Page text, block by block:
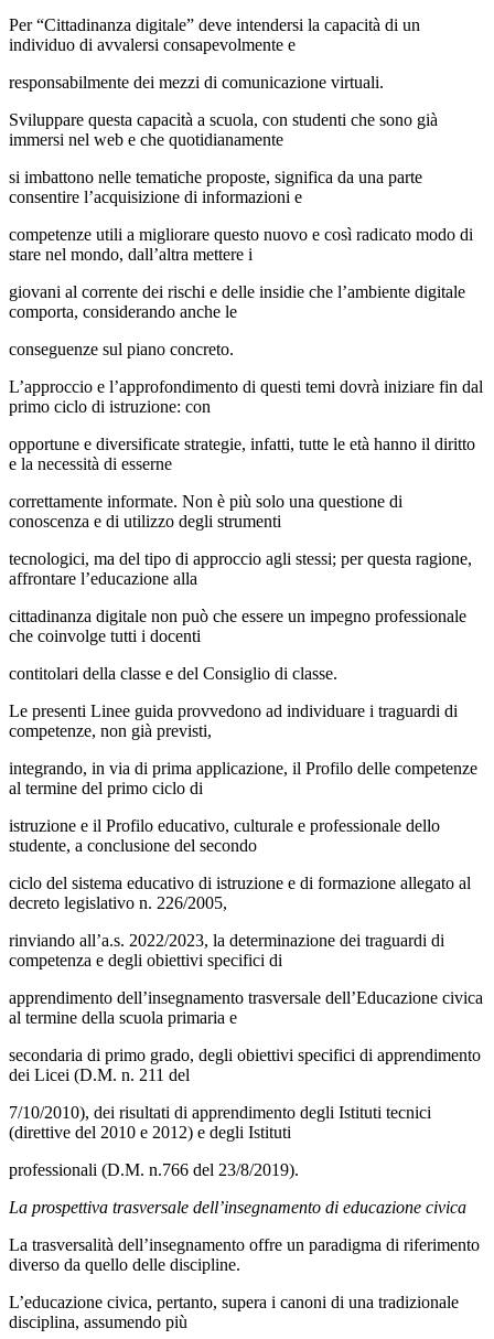
Per “Cittadinanza digitale” deve intendersi la capacità di un
individuo di avvalersi consapevolmente e
responsabilmente dei mezzi di comunicazione virtuali.
Sviluppare questa capacità a scuola, con studenti che sono già
immersi nel web e che quotidianamente
si imbattono nelle tematiche proposte, significa da una parte
consentire l’acquisizione di informazioni e
competenze utili a migliorare questo nuovo e così radicato modo di
stare nel mondo, dall’altra mettere i
giovani al corrente dei rischi e delle insidie che l’ambiente digitale
comporta, considerando anche le
conseguenze sul piano concreto.
L’approccio e l’approfondimento di questi temi dovrà iniziare fin dal
primo ciclo di istruzione: con
opportune e diversificate strategie, infatti, tutte le età hanno il diritto
e la necessità di esserne
correttamente informate. Non è più solo una questione di
conoscenza e di utilizzo degli strumenti
tecnologici, ma del tipo di approccio agli stessi; per questa ragione,
affrontare l’educazione alla
cittadinanza digitale non può che essere un impegno professionale
che coinvolge tutti i docenti
contitolari della classe e del Consiglio di classe.
Le presenti Linee guida provvedono ad individuare i traguardi di
competenze, non già previsti,
integrando, in via di prima applicazione, il Profilo delle competenze
al termine del primo ciclo di
istruzione e il Profilo educativo, culturale e professionale dello
studente, a conclusione del secondo
ciclo del sistema educativo di istruzione e di formazione allegato al
decreto legislativo n. 226/2005,
rinviando all’a.s. 2022/2023, la determinazione dei traguardi di
competenza e degli obiettivi specifici di
apprendimento dell’insegnamento trasversale dell’Educazione civica
al termine della scuola primaria e
secondaria di primo grado, degli obiettivi specifici di apprendimento
dei Licei (D.M. n. 211 del
7/10/2010), dei risultati di apprendimento degli Istituti tecnici
(direttive del 2010 e 2012) e degli Istituti
professionali (D.M. n.766 del 23/8/2019).
La prospettiva trasversale dell’insegnamento di educazione civica
La trasversalità dell’insegnamento offre un paradigma di riferimento
diverso da quello delle discipline.
L’educazione civica, pertanto, supera i canoni di una tradizionale
disciplina, assumendo più